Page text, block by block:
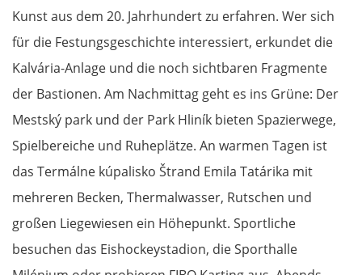
Kunst aus dem 20. Jahrhundert zu erfahren. Wer sich
für die Festungsgeschichte interessiert, erkundet die
Kalvária-Anlage und die noch sichtbaren Fragmente
der Bastionen. Am Nachmittag geht es ins Grüne: Der
Mestský park und der Park Hliník bieten Spazierwege,
Spielbereiche und Ruheplätze. An warmen Tagen ist
das Termálne kúpalisko Štrand Emila Tatárika mit
mehreren Becken, Thermalwasser, Rutschen und
großen Liegewiesen ein Höhepunkt. Sportliche
besuchen das Eishockeystadion, die Sporthalle